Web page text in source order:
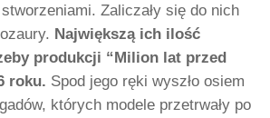
Zaliczały się do nich
Największą ich ilość
produkcji “Milion lat przed
roku. Spod jego ręki wyszło osiem
których modele przetrwały po